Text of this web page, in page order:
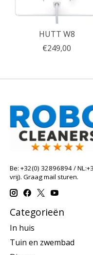
HUTT W8
€249,00
Be: +32(0) 32896894 /
vrij). Graag mail sturen.
Categorieën
In huis
Tuin en zwembad